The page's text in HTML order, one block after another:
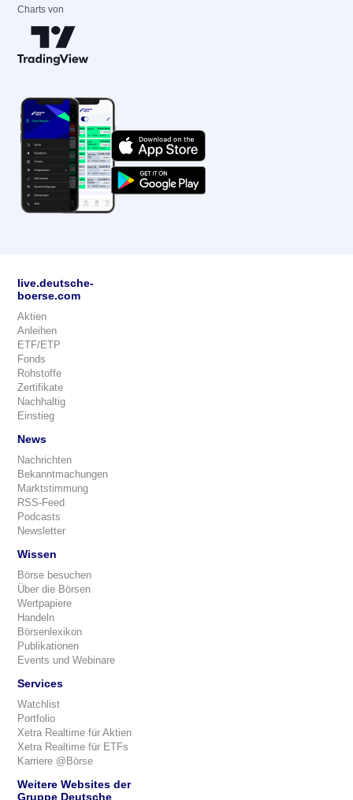
Charts von
live.deutsche-
boerse.com
Aktien
Anleihen
ETF/ETP
Fonds
Rohstoffe
Zertifikate
Nachhaltig
Einstieg
News
Nachrichten
Bekanntmachungen
Marktstimmung
RSS-Feed
Podcasts
Newsletter
Wissen
Börse besuchen
Über die Börsen
Wertpapiere
Handeln
Börsenlexikon
Publikationen
Events und Webinare
Services
Watchlist
Portfolio
Xetra Realtime für Aktien
Xetra Realtime für ETFs
Karriere @Börse
Weitere Websites der
Gruppe Deutsche